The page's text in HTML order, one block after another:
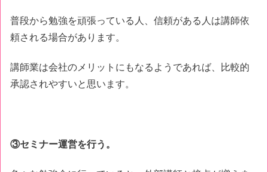
普段から勉強を頑張っている人、信頼がある人は講師依
頼される場合があります。
講師業は会社のメリットにもなるようであれば、比較的
承認されやすいと思います。
③セミナー運営を行う。